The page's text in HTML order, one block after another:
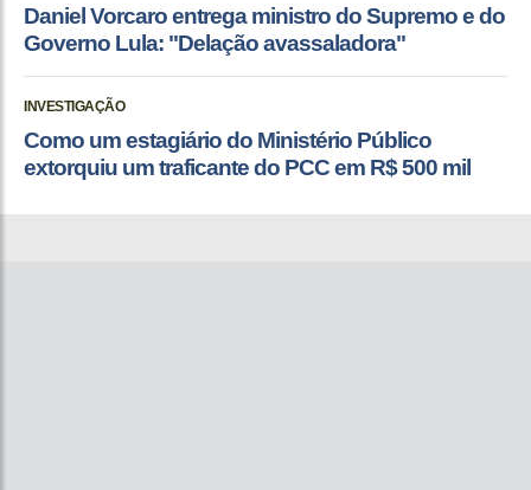
Daniel Vorcaro entrega ministro do Supremo e do
Governo Lula: "Delação avassaladora"
INVESTIGAÇÃO
Como um estagiário do Ministério Público
extorquiu um traficante do PCC em R$ 500 mil